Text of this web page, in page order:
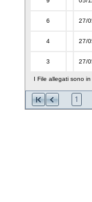
6 27/
4 27/
3 27/
I File allegati sono
1